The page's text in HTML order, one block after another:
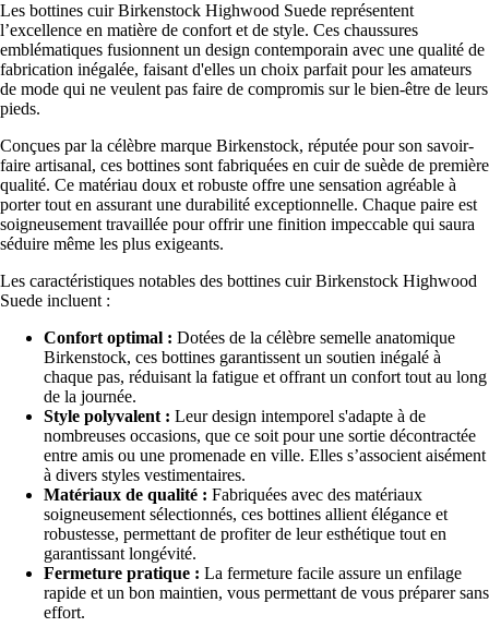
Les bottines cuir Birkenstock Highwood Suede représentent
l’excellence en matière de confort et de style. Ces chaussures
emblématiques fusionnent un design contemporain avec une qualité de
fabrication inégalée, faisant d'elles un choix parfait pour les amateurs
de mode qui ne veulent pas faire de compromis sur le bien-être de leurs
pieds.
Conçues par la célèbre marque Birkenstock, réputée pour son savoir-
faire artisanal, ces bottines sont fabriquées en cuir de suède de première
qualité. Ce matériau doux et robuste offre une sensation agréable à
porter tout en assurant une durabilité exceptionnelle. Chaque paire est
soigneusement travaillée pour offrir une finition impeccable qui saura
séduire même les plus exigeants.
Les caractéristiques notables des bottines cuir Birkenstock Highwood
Suede incluent :
Confort optimal : Dotées de la célèbre semelle anatomique
Birkenstock, ces bottines garantissent un soutien inégalé à
chaque pas, réduisant la fatigue et offrant un confort tout au long
de la journée.
Style polyvalent : Leur design intemporel s'adapte à de
nombreuses occasions, que ce soit pour une sortie décontractée
entre amis ou une promenade en ville. Elles s’associent aisément
à divers styles vestimentaires.
Matériaux de qualité : Fabriquées avec des matériaux
soigneusement sélectionnés, ces bottines allient élégance et
robustesse, permettant de profiter de leur esthétique tout en
garantissant longévité.
Fermeture pratique : La fermeture facile assure un enfilage
rapide et un bon maintien, vous permettant de vous préparer sans
effort.